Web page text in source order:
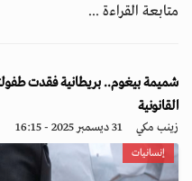
متابعة القراءة ...
شميمة بيغوم.. بريطانية فقدت
القانونية
زينب مكي 31 ديسمبر 2025 - 16:15
إنسانيات